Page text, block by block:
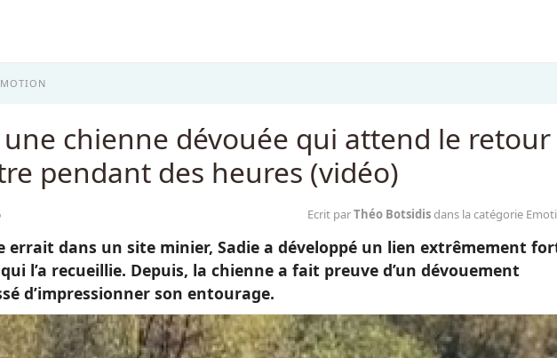
une chienne dévouée qui attend le retour
pendant des heures (vidéo)
Ecrit parThéo Botsidisdans la catégorie
errait dans un site minier, Sadie a développé un lien extrêmement
l’a recueillie. Depuis, la chienne a fait preuve d’un dévouement
d’impressionner son entourage.